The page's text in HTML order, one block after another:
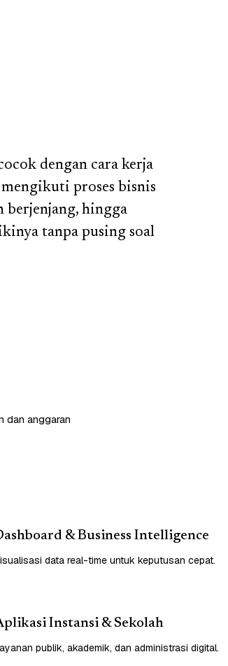
dengan cara kerja
proses bisnis
berjenjang, hingga
tanpa pusing soal
dan anggaran
& Business Intelligence
data real-time untuk keputusan cepat.
Instansi & Sekolah
publik, akademik, dan administrasi digital.